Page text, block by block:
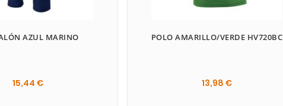
AZUL MARINO
15,44 €
POLO AMARILLO/VERDE HV720BC
13,98 €